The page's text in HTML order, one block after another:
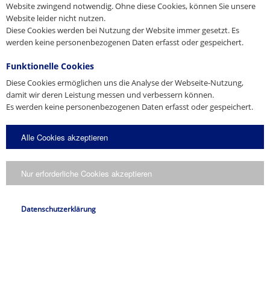
Website zwingend notwendig. Ohne diese Cookies, können Sie unsere
Website leider nicht nutzen.
Diese Cookies werden bei Nutzung der Website immer gesetzt. Es
werden keine personenbezogenen Daten erfasst oder gespeichert.
Funktionelle Cookies
Diese Cookies ermöglichen uns die Analyse der Webseite-Nutzung,
damit wir deren Leistung messen und verbessern können.
Es werden keine personenbezogenen Daten erfasst oder gespeichert.
Alle Cookies akzeptieren
Nur erforderliche Cookies akzeptieren
Datenschutzerklärung